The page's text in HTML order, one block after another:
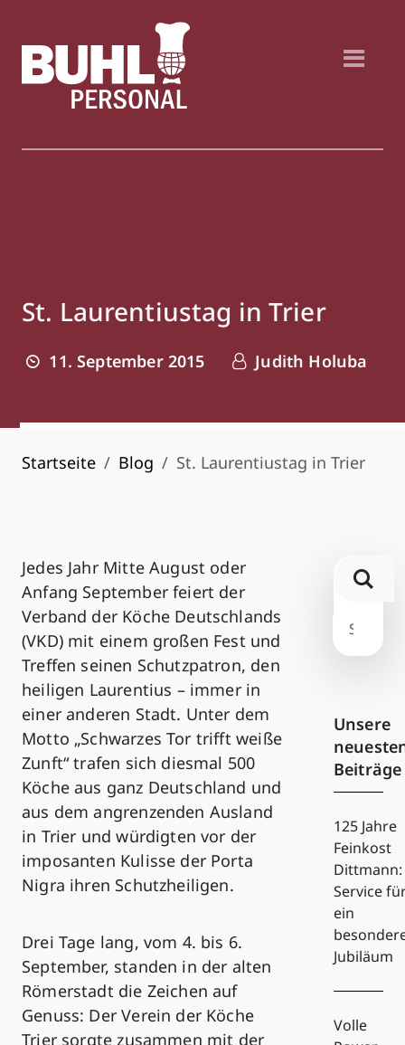
St. Laurentiustag in Trier
11. September 2015 Judith Holuba
Startseite Blog St. Laurentiustag in Trier
Jedes Jahr Mitte August oder
Anfang September feiert der
Verband der Köche Deutschlands
(VKD) mit einem großen Fest und
Treffen seinen Schutzpatron, den
heiligen Laurentius – immer in
einer anderen Stadt. Unter dem
Motto „Schwarzes Tor trifft weiße
Zunft“ trafen sich diesmal 500
Köche aus ganz Deutschland und
aus dem angrenzenden Ausland
in Trier und würdigten vor der
imposanten Kulisse der Porta
Nigra ihren Schutzheiligen.
Drei Tage lang, vom 4. bis 6.
September, standen in der alten
Römerstadt die Zeichen auf
Genuss: Der Verein der Köche
Trier sorgte zusammen mit der
Unsere
Beiträge
125 Jahre
Feinkost
Dittmann:
Service
ein
Jubiläum
Volle